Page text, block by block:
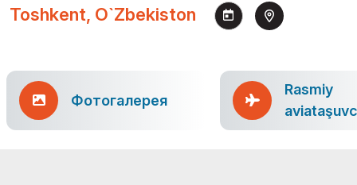
Toshkent, O`zbekiston
Фотогалерея
Rasmiy